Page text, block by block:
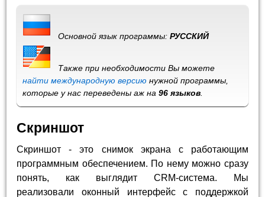
Основной язык программы:РУССКИЙ
Также при необходимости Вы можете
найти международную версию нужной программы,
которые у нас переведены аж на96 языков
Скриншот
Скриншот - это снимок экрана с работающим
программным обеспечением. По нему можно сразу
понять, как выглядит CRM-система. Мы
реализовали оконный интерфейс с поддержкой